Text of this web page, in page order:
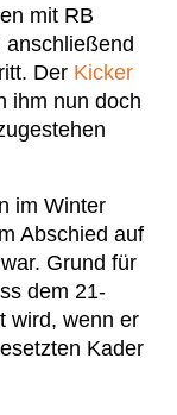
mit RB
Der Kicker
ihm nun doch
im Winter
Abschied auf
Grund für
dem 21-
wird, wenn er
Kader